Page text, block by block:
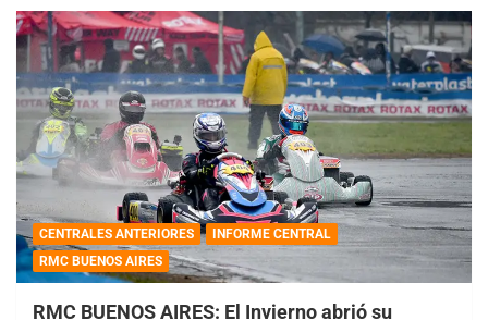
CENTRALES ANTERIORES
INFORME CENTRAL
RMC BUENOS AIRES
RMC BUENOS AIRES: El Invierno abrió su